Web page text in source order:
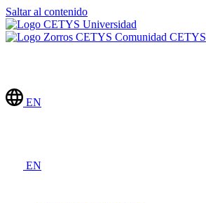
Saltar al contenido
Comunidad CETYS
EN
EN